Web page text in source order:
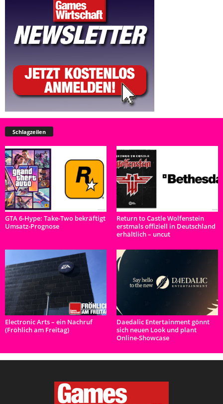
Schlagzeilen
GTA 6-Hype: Take-Two bekräftigt
Umsatz-Prognose
Return to Castle Wolfenstein
erstmals offiziell in Deutschland
erhältlich – uncut
Electronic Arts – ein Nachruf
(Fröhlich am Freitag)
Daedalic Entertainment gönnt
sich neuen Look und plant
Online-Showcase